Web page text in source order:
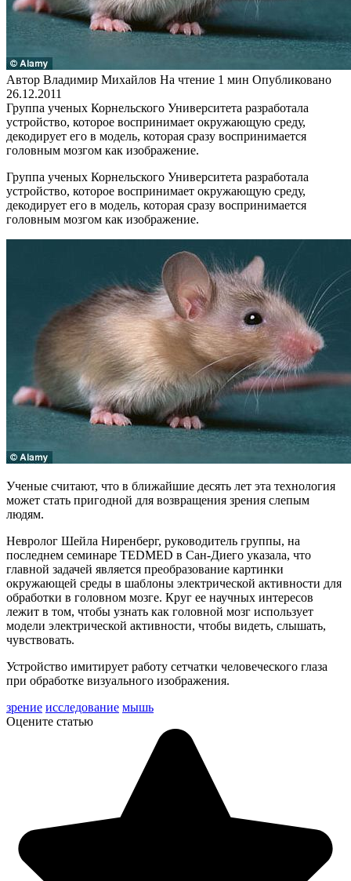
Автор Владимир Михайлов На чтение 1 мин Опубликовано
26.12.2011
Группа ученых Корнельского Университета разработала
устройство, которое воспринимает окружающую среду,
декодирует его в модель, которая сразу воспринимается
головным мозгом как изображение.
Группа ученых Корнельского Университета разработала
устройство, которое воспринимает окружающую среду,
декодирует его в модель, которая сразу воспринимается
головным мозгом как изображение.
Ученые считают, что в ближайшие десять лет эта технология
может стать пригодной для возвращения зрения слепым
людям.
Невролог Шейла Ниренберг, руководитель группы, на
последнем семинаре TEDMED в Сан-Диего указала, что
главной задачей является преобразование картинки
окружающей среды в шаблоны электрической активности для
обработки в головном мозге. Круг ее научных интересов
лежит в том, чтобы узнать как головной мозг использует
модели электрической активности, чтобы видеть, слышать,
чувствовать.
Устройство имитирует работу сетчатки человеческого глаза
при обработке визуального изображения.
зрение исследование мышь
Оцените статью